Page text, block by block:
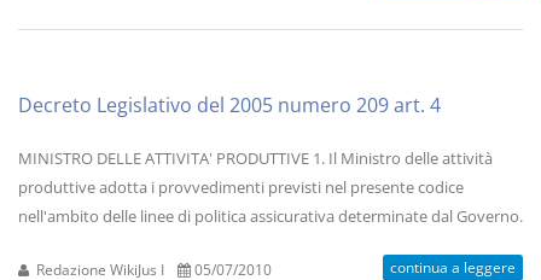
Decreto Legislativo del 2005 numero 209 art. 4
MINISTRO DELLE ATTIVITA' PRODUTTIVE 1. Il Ministro delle attività
produttive adotta i provvedimenti previsti nel presente codice
nell'ambito delle linee di politica assicurativa determinate dal Governo.
Redazione WikiJus I 05/07/2010 continua a leggere